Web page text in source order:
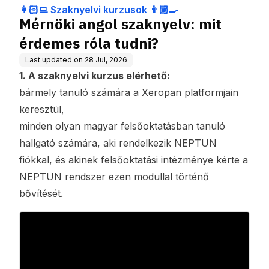
👩🏻‍💻 Szaknyelvi kurzusok 👨🏽‍🍳
Mérnöki angol szaknyelv: mit
érdemes róla tudni?
Last updated on 28 Jul, 2026
1. A szaknyelvi kurzus elérhető:
bármely tanuló számára a Xeropan platformjain
keresztül,
minden olyan magyar felsőoktatásban tanuló
hallgató számára, aki rendelkezik NEPTUN
fiókkal, és akinek felsőoktatási intézménye kérte a
NEPTUN rendszer ezen modullal történő
bővítését.